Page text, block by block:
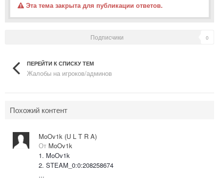
Эта тема закрыта для публикации ответов.
Подписчики 0
ПЕРЕЙТИ К СПИСКУ ТЕМ
Жалобы на игроков/админов
Похожий контент
MoOv1k (U L T R A)
От MoOv1k
1. MoOv1k
2. STEAM_0:0:208258674
...